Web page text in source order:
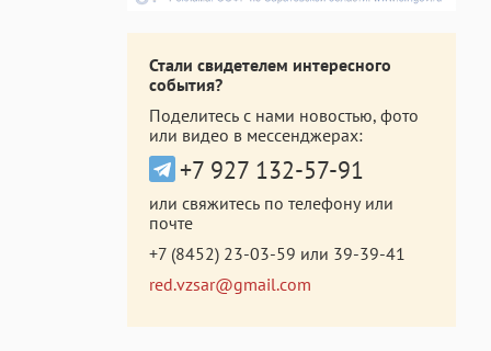
Стали свидетелем интересного
события?
Поделитесь с нами новостью, фото
или видео в мессенджерах:
+7 927 132-57-91
или свяжитесь по телефону или
почте
+7 (8452) 23-03-59 или 39-39-41
red.vzsar@gmail.com